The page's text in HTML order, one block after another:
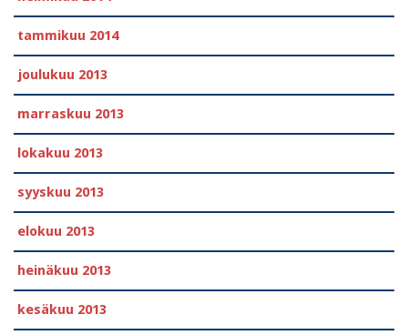
tammikuu 2014
joulukuu 2013
marraskuu 2013
lokakuu 2013
syyskuu 2013
elokuu 2013
heinäkuu 2013
kesäkuu 2013